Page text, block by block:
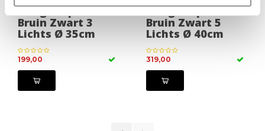
Hanglamp Fuoco
Bruin Zwart 3
Lichts Ø 35cm
199,00
Hanglamp Fuoco
Bruin Zwart 5
Lichts Ø 40cm
319,00